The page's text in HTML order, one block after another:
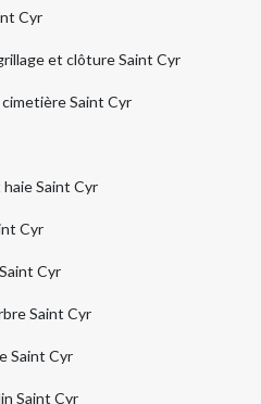
Cyr
et clôture Saint Cyr
Saint Cyr
Saint Cyr
Cyr
Cyr
Saint Cyr
Saint Cyr
Saint Cyr